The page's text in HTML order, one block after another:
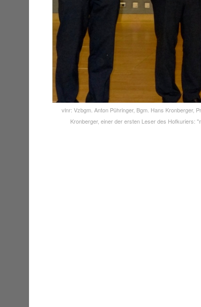
vlnr: Vzbgm. Anton Pühringer, Bgm. Hans Kronberger,
Kronberger, einer der ersten Leser des Hofkuriers: